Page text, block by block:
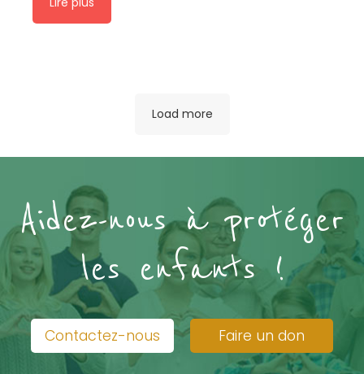
cercle de Kangaba au Mali » ont célébré la
Load more
Aidez-nous à protéger
les enfants !
Contactez-nous Faire un don